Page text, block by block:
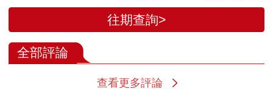
往期查詢>
全部評論
查看更多評論